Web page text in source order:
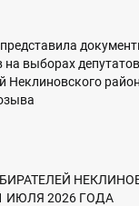
на выборах
Неклиновского
ИЮЛЯ 2026 ГОДА